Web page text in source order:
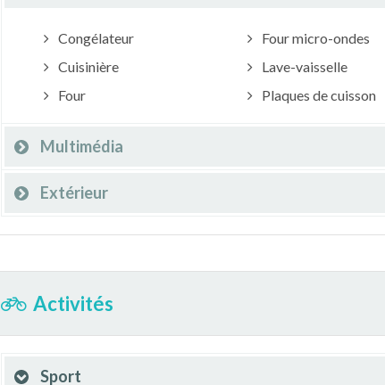
Congélateur
Cuisinière
Four
Four micro-ondes
Lave-vaisselle
Plaques de cuisson
Multimédia
Extérieur
Activités
Sport